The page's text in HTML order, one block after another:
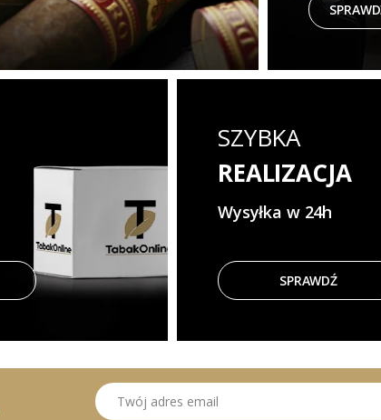
SZYBKA
REALIZACJA
Wysyłka w 24h
SPRAWDŹ
Twój adres email